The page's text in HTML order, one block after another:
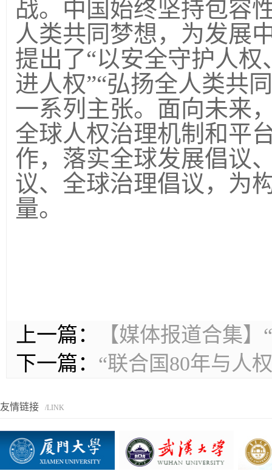
战。中国始终坚持包容
人类共同梦想，为发展
提出了“以安全守护人
进人权”“弘扬全人类共
一系列主张。面向未来
全球人权治理机制和平
作，落实全球发展倡议
议、全球治理倡议，为
量。
上一篇：
【媒体报道合集
下一篇： “联合国80年与人
友情链接 /LINK